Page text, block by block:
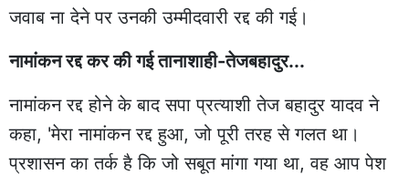
जवाब ना देने पर उनकी उम्मीदवारी रद्द की गई।
नामांकन रद्द कर की गई तानाशाही-तेजबहादुर...
नामांकन रद्द होने के बाद सपा प्रत्याशी तेज बहादुर यादव ने
कहा, 'मेरा नामांकन रद्द हुआ, जो पूरी तरह से गलत था।
प्रशासन का तर्क है कि जो सबूत मांगा गया था, वह आप पेश